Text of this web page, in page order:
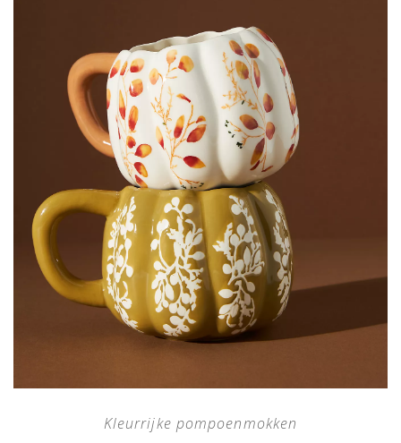
Kleurrijke pompoenmokken